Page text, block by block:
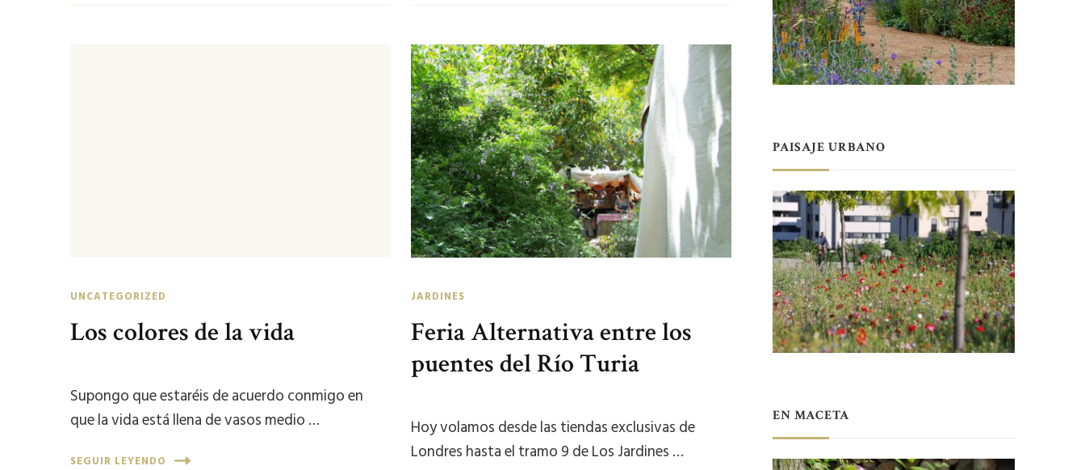
UNCATEGORIZED
Los colores de la vida
Supongo que estaréis de acuerdo conmigo en
que la vida está llena de vasos medio …
SEGUIR LEYENDO
JARDINES
Feria Alternativa entre los
puentes del Río Turia
Hoy volamos desde las tiendas exclusivas de
Londres hasta el tramo 9 de Los Jardines …
PAISAJE URBANO
EN MACETA